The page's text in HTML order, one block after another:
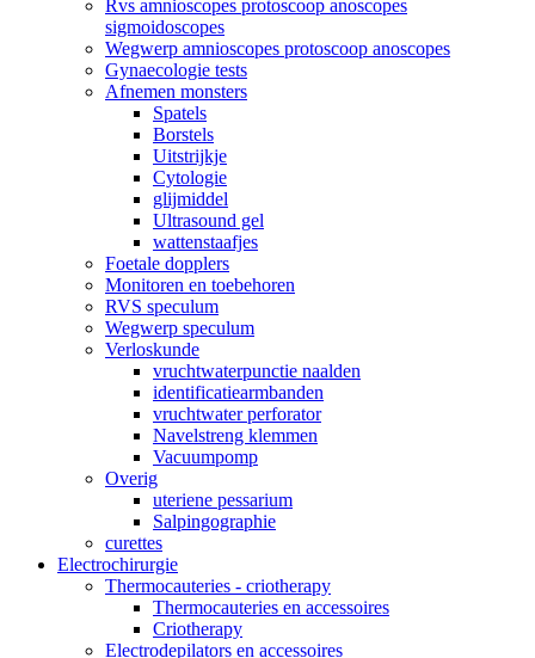
Rvs amnioscopes protoscoop anoscopes
sigmoidoscopes
Wegwerp amnioscopes protoscoop anoscopes
Gynaecologie tests
Afnemen monsters
Spatels
Borstels
Uitstrijkje
Cytologie
glijmiddel
Ultrasound gel
wattenstaafjes
Foetale dopplers
Monitoren en toebehoren
RVS speculum
Wegwerp speculum
Verloskunde
vruchtwaterpunctie naalden
identificatiearmbanden
vruchtwater perforator
Navelstreng klemmen
Vacuumpomp
Overig
uteriene pessarium
Salpingographie
curettes
Electrochirurgie
Thermocauteries - criotherapy
Thermocauteries en accessoires
Criotherapy
Electrodepilators en accessoires